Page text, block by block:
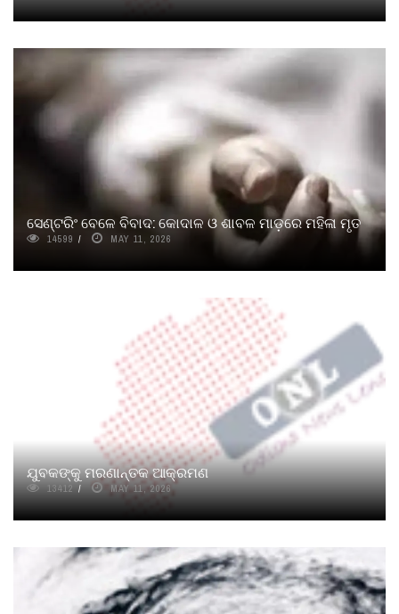
ସେଣ୍ଟରିଂ ବେଳେ ବିବାଦ: କୋଦାଳ ଓ ଶାବଳ ମାଡ଼ରେ ମହିଳା ମୃତ
14599 MAY 11, 2026
ଯୁବକଙ୍କୁ ମରଣାନ୍ତକ ଆକ୍ରମଣ
13412 MAY 11, 2026